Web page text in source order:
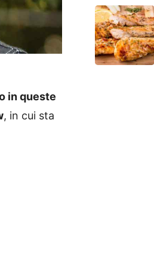
in queste
, in cui sta